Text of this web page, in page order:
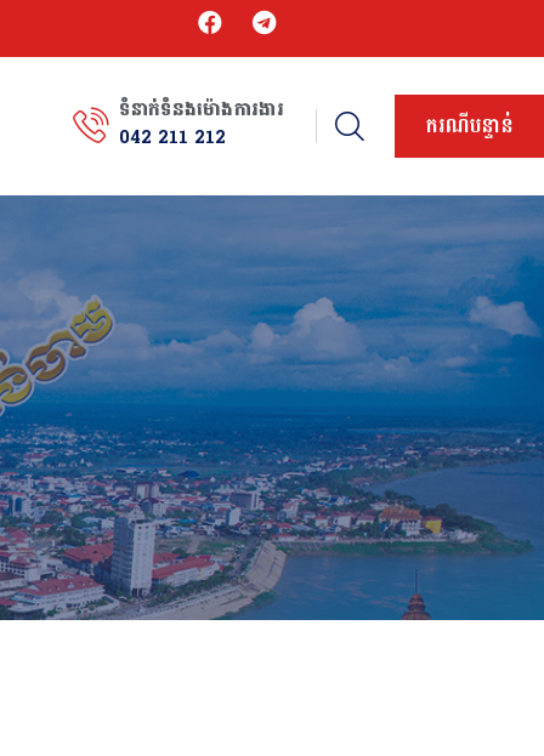
ទំនាក់ទំនងម៉ោងការងារ
042 211 212
ករណីបន្ទាន់